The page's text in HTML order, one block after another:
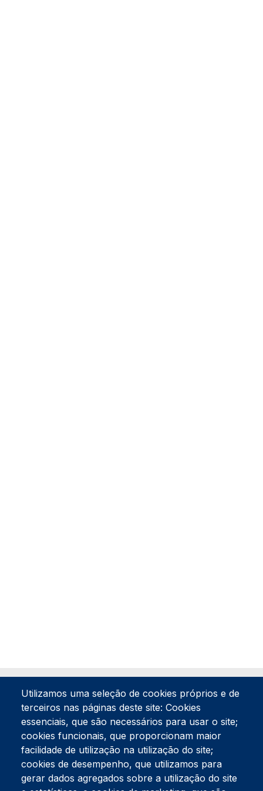
Tel:234 390 100Fax:234 390 100
Endereço Postal
Utilizamos uma seleção de cookies próprios e de
terceiros nas páginas deste site: Cookies
essenciais, que são necessários para usar o site;
cookies funcionais, que proporcionam maior
facilidade de utilização na utilização do site;
cookies de desempenho, que utilizamos para
gerar dados agregados sobre a utilização do site